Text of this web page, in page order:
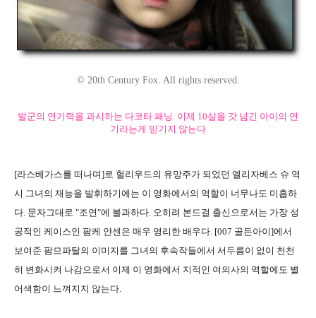
© 20th Century Fox. All rights reserved.
발군의 연기력을 과시하는 다코타 패닝. 이제 10살을 갓 넘긴 아이의 연
기라는게 믿기지 않는다
[라스베가스를 떠나며]로 헐리우드의 유망주가 되었던 엘리자베스 슈 역
시 그녀의 재능을 발휘하기에는 이 영화에서의 역할이 너무나도 미흡하
다. 문자그대로 "조연"에 불과하다. 오히려 본드걸 출신으로서는 가장 성
공적인 케이스인 팜케 얀센은 매우 영리한 배우다. [007 골든아이]에서
보여준 팜므파탈의 이미지를 그녀의 후속작들에서 서두름이 없이 천천
히 변화시켜 나감으로서 이제 이 영화에서 지적인 여의사의 역할에도 별
어색함이 느껴지지 않는다.